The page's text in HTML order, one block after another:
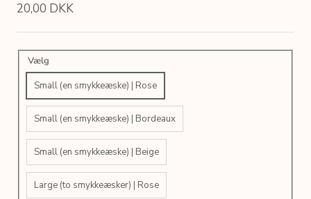
20,00 DKK
Vælg
Small (en smykkeæske) | Rose
Small (en smykkeæske) | Bordeaux
Small (en smykkeæske) | Beige
Large (to smykkeæsker) | Rose